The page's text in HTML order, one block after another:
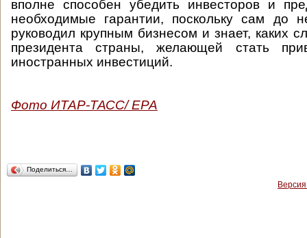
вполне способен убедить инвесторов и
необходимые гарантии, поскольку сам до
руководил крупным бизнесом и знает, каких
президента страны, желающей стать
иностранных инвестиций.
Фото ИТАР-ТАСС/ EPA
Поделиться…